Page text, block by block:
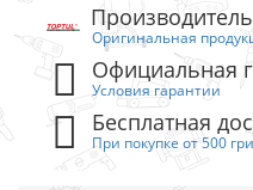
Оригинальная
Официальная
Условия гарантии
Бесплатная
При покупке от 500